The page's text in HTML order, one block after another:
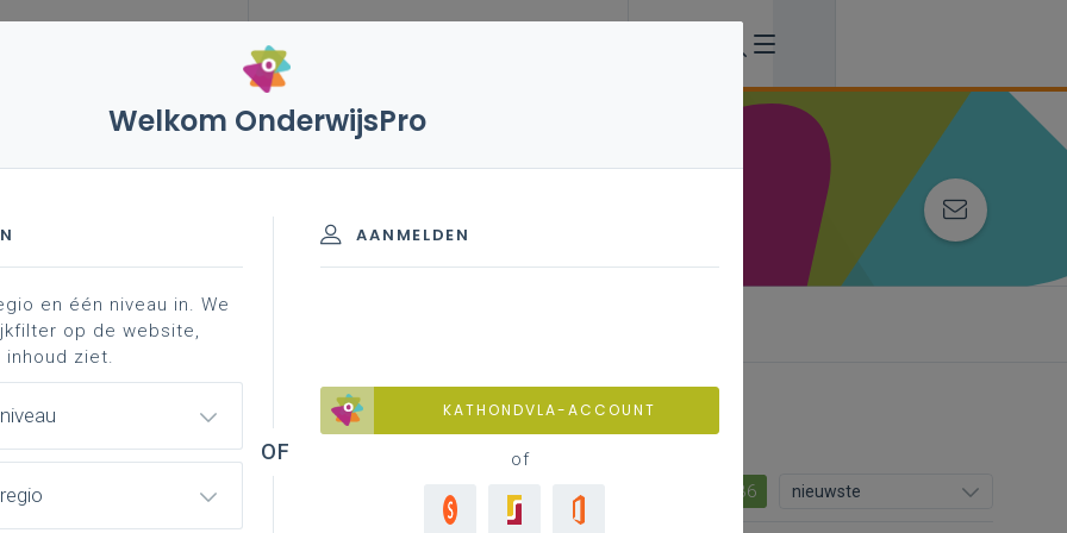
vakken en leerplannen 1ste graad
materiaal
professionalisering
36 nieuwste
Welkom OnderwijsPro
AANMELDEN
KATHONDVLA-ACCOUNT
of
en één niveau in. We
op de website,
ziet.